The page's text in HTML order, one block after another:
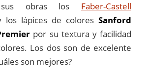
obras los Faber-Castell
los lápices de colores Sanford
por su textura y facilidad
Los dos son de excelente
son mejores?